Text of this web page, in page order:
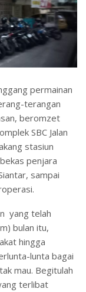
permainan
terangan
beromzet
SBC Jalan
stasiun
penjara
sampai
yang telah
bulan itu,
hingga
lunta bagai
mau. Begitulah
terlibat